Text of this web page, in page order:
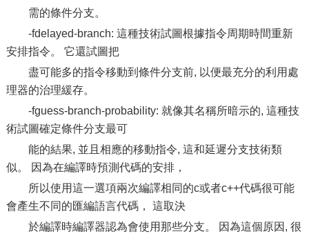
需的條件分支。
-fdelayed-branch: 這種技術試圖根據指令周期時間重新
安排指令。 它還試圖把
盡可能多的指令移動到條件分支前, 以便最充分的利用處
理器的治理緩存。
-fguess-branch-probability: 就像其名稱所暗示的, 這種技
術試圖確定條件分支最可
能的結果, 並且相應的移動指令, 這和延遲分支技術類
似。 因為在編譯時預測代碼的安排，
所以使用這一選項兩次編譯相同的c或者c++代碼很可能
會產生不同的匯編語言代碼， 這取決
於編譯時編譯器認為會使用那些分支。 因為這個原因, 很